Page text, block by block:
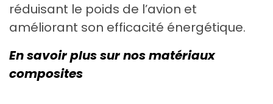
réduisant le poids de l’avion et
améliorant son efficacité énergétique.
En savoir plus sur nos matériaux
composites